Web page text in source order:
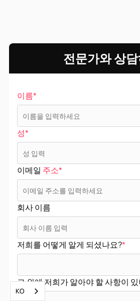
전문가와 상
이름*
성*
이메일 주소*
회사 이름
저희를 어떻게 알게 되셨나요?*
그 외에 저희가 알아야 할 사항이
KO